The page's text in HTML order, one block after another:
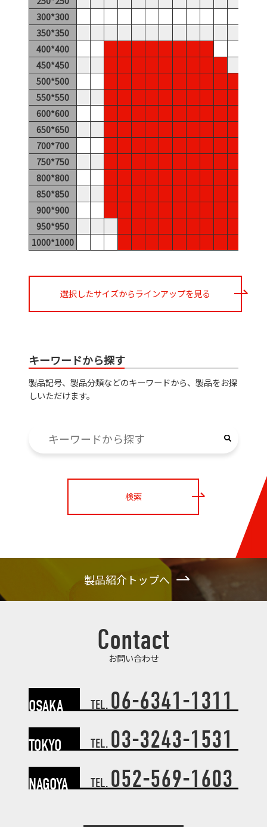
300*300
350*350
400*400
450*450
500*500
550*550
600*600
650*650
700*700
750*750
800*800
850*850
900*900
950*950
1000*1000
選択したサイズからラインアップを見る
キーワードから探す
製品記号、製品分類などのキーワードから、製品をお探
しいただけます。
検索
製品紹介トップへ
Contact
お問い合わせ
OSAKA TEL. 06-6341-1311
TOKYO TEL. 03-3243-1531
NAGOYA TEL. 052-569-1603